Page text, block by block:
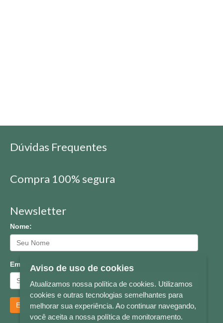
Dúvidas Frequentes
Compra 100% segura
Newsletter
Nome:
Email:
Enviar
Aviso de uso de cookies
Atualizamos nossa política de cookies. Utilizamos
cookies e outras tecnologias semelhantes para
melhorar sua experiência. Ao continuar navegando,
você aceita a nossa política de monitoramento.